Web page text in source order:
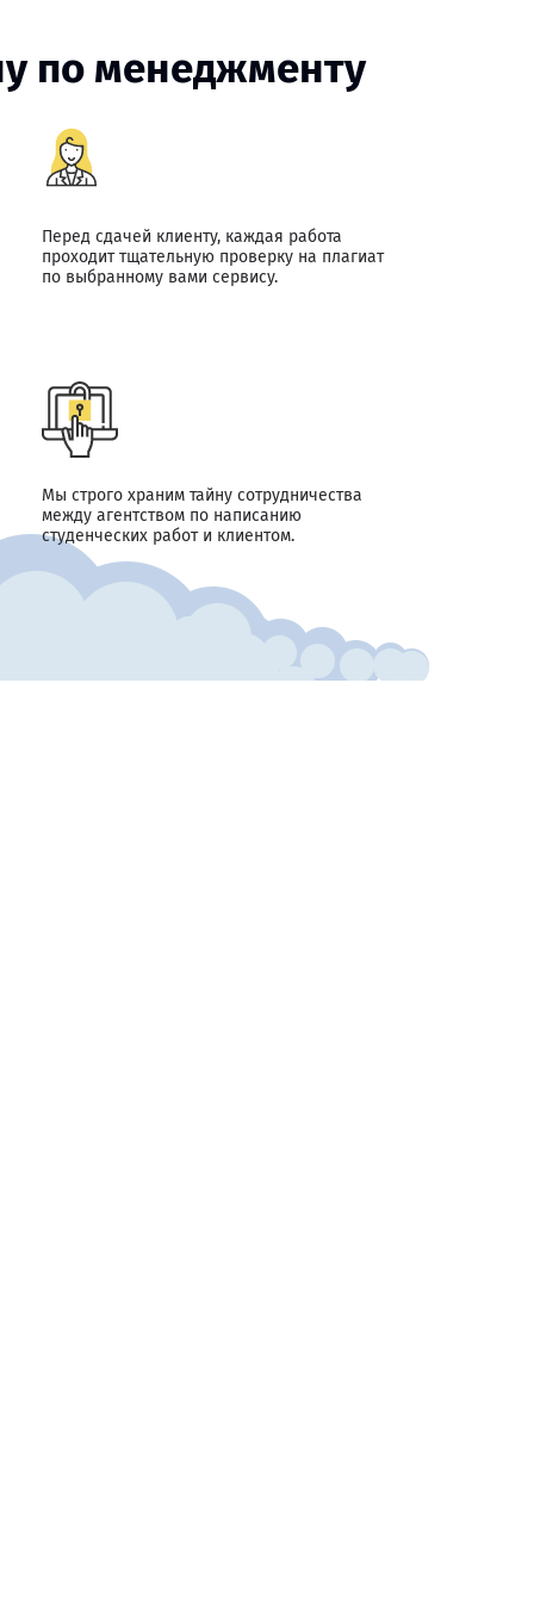
по менеджменту
Перед сдачей клиенту, каждая работа
проходит тщательную проверку на плагиат
по выбранному вами сервису.
Мы строго храним тайну сотрудничества
между агентством по написанию
студенческих работ и клиентом.